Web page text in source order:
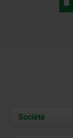
Société